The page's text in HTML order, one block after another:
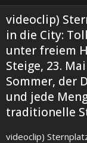
videoclip)
in die City:
unter freiem
Steige, 23.
Sommer, der
und jede
traditionelle
videoclip)